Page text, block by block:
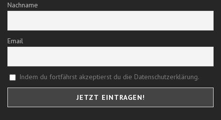
Nachname
Email
Indem du fortfährst akzeptierst du die Datenschutzerklärung.